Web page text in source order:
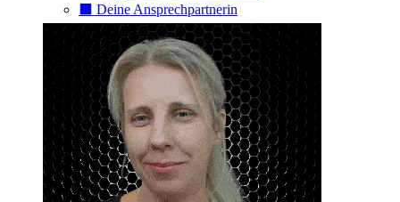
⬛️ Deine Ansprechpartnerin